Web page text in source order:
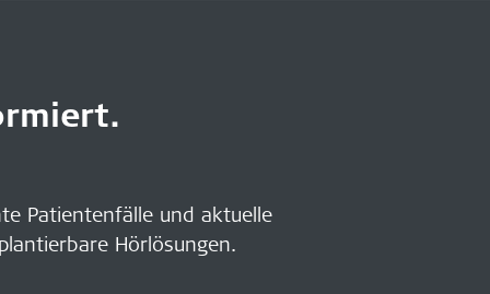
Patientenfälle und aktuelle
Hörlösungen.